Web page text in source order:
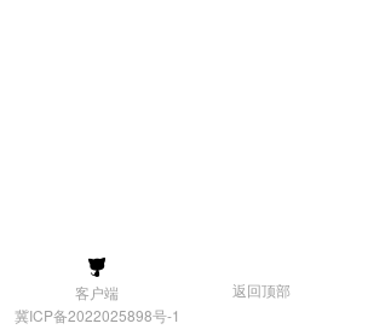
客户端
返回顶部
冀ICP备2022025898号-1